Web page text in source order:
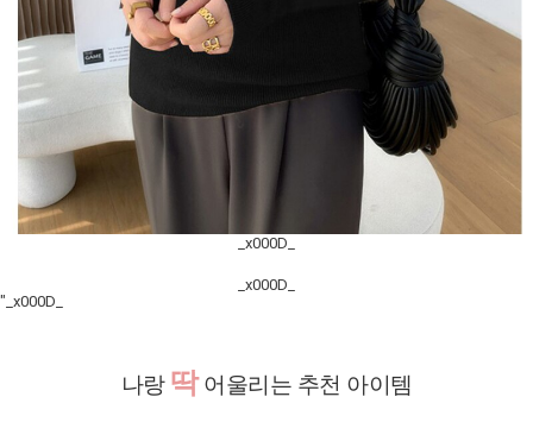
_x000D_
_x000D_
"_x000D_
나랑 딱어울리는 추천 아이템